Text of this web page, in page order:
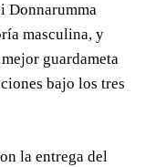
Donnarumma
masculina, y
guardameta
bajo los tres
la entrega del